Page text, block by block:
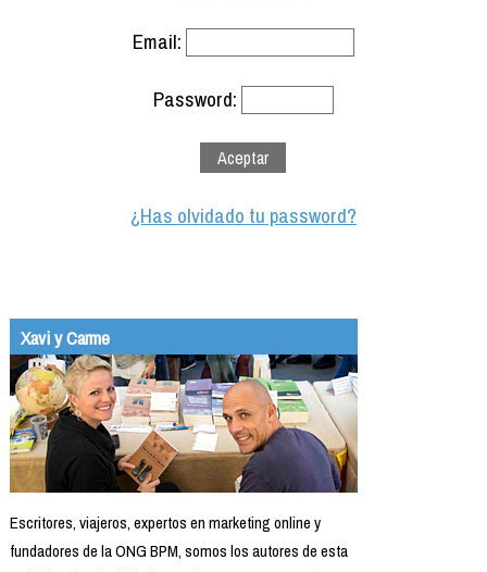
Email:
Password:
¿Has olvidado tu password?
Xavi y Carme
Escritores, viajeros, expertos en marketing online y
fundadores de la ONG BPM, somos los autores de esta